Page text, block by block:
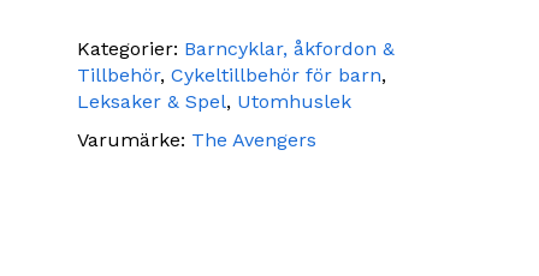
Kategorier: Barncyklar, åkfordon &
Tillbehör, Cykeltillbehör för barn,
Leksaker & Spel, Utomhuslek
Varumärke: The Avengers